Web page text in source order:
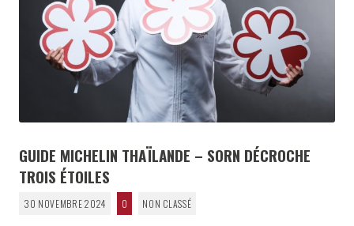
GUIDE MICHELIN THAÏLANDE – SORN DÉCROCHE
TROIS ÉTOILES
30 NOVEMBRE 2024 0 NON CLASSÉ